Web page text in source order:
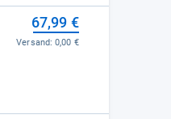
67,99 €
Versand:0,00 €